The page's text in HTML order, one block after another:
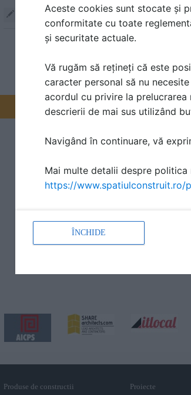
Promovați-vă produsele și
Produse de constructii Proiecte
Aceste cookies sunt stocate și
conformitate cu toate
și securitate actuale.
Vă rugăm să rețineți că este
caracter personal să nu
acordul cu privire la
descrierii de mai sus utilizând
Navigând în continuare, vă
Mai multe detalii despre
https://
ÎNCHIDE